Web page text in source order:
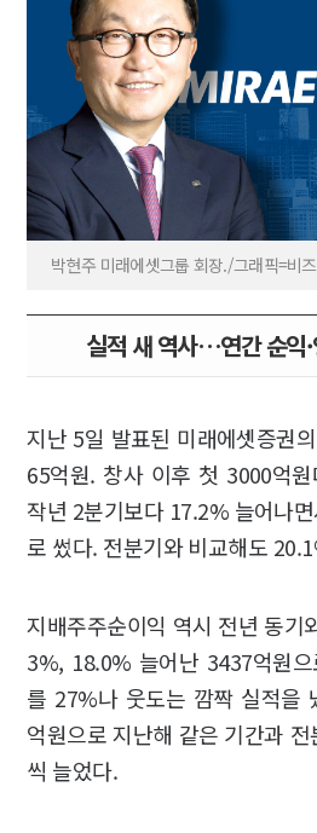
박현주 미래에셋그룹 회장./그래픽=비
실적 새 역사…연간 순익
지난 5일 발표된 미래에셋증권
65억원. 창사 이후 첫 3000억
작년 2분기보다 17.2% 늘어나
로 썼다. 전분기와 비교해도
지배주주순이익 역시 전년 동기
3%, 18.0% 늘어난 3437억원
를 27%나 웃도는 깜짝 실적을
억원으로 지난해 같은 기간과
씩 늘었다.